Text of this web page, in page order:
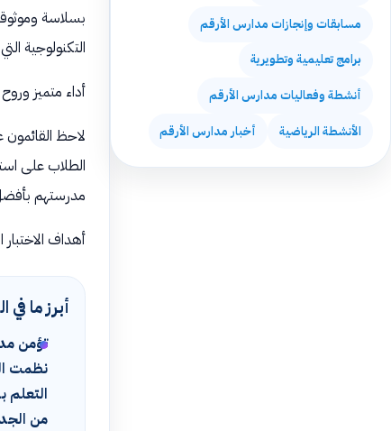
بسلاسة
التكنولوجية
أداء متميز
لاحظ
الطلاب على
مدرستهم
أهداف
أبرز ما في
تؤمن
نظمت
التعلم
من
مسابقات وإنجازات مدارس الأرقم
برامج تعليمية وتطويرية
أنشطة وفعاليات مدارس الأرقم
الأنشطة الرياضية أخبار مدارس الأرقم